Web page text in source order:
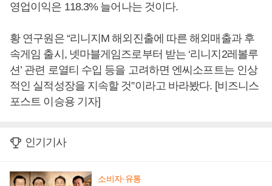
영업이익은 118.3% 늘어나는 것이다.
황 연구원은 “리니지M 해외진출에 따른 해외매출과 후
속게임 출시, 넷마블게임즈로부터 받는 ‘리니지2레볼루
션’ 관련 로열티 수입 등을 고려하면 엔씨소프트는 인상
적인 실적성장을 지속할 것”이라고 바라봤다. [비즈니스
포스트 이승용 기자]
인기기사
소비자·유통